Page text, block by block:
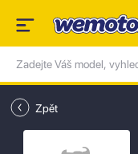
Zpět